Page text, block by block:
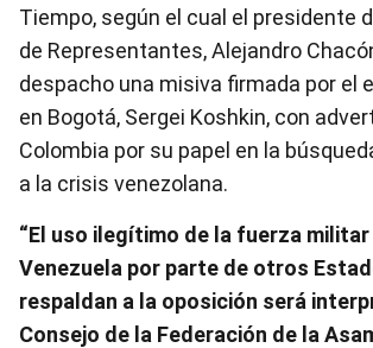
Tiempo, según el cual el presidente
de Representantes, Alejandro
despacho una misiva firmada por el
en Bogotá, Sergei Koshkin, con
Colombia por su papel en la
a la crisis venezolana.
“El uso ilegítimo de la fuerza
Venezuela por parte de otros
respaldan a la oposición será
Consejo de la Federación de la